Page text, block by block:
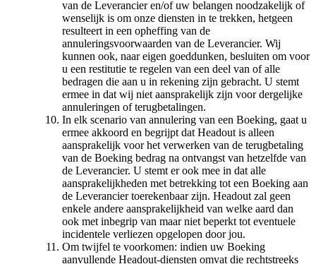
van de Leverancier en/of uw belangen noodzakelijk of
wenselijk is om onze diensten in te trekken, hetgeen
resulteert in een opheffing van de
annuleringsvoorwaarden van de Leverancier. Wij
kunnen ook, naar eigen goeddunken, besluiten om voor
u een restitutie te regelen van een deel van of alle
bedragen die aan u in rekening zijn gebracht. U stemt
ermee in dat wij niet aansprakelijk zijn voor dergelijke
annuleringen of terugbetalingen.
In elk scenario van annulering van een Boeking, gaat u
ermee akkoord en begrijpt dat Headout is alleen
aansprakelijk voor het verwerken van de terugbetaling
van de Boeking bedrag na ontvangst van hetzelfde van
de Leverancier. U stemt er ook mee in dat alle
aansprakelijkheden met betrekking tot een Boeking aan
de Leverancier toerekenbaar zijn. Headout zal geen
enkele andere aansprakelijkheid van welke aard dan
ook met inbegrip van maar niet beperkt tot eventuele
incidentele verliezen opgelopen door jou.
Om twijfel te voorkomen: indien uw Boeking
aanvullende Headout-diensten omvat die rechtstreeks